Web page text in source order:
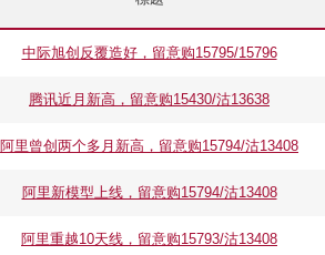
中际旭创反覆造好，留意购15795/15796
腾讯近月新高，留意购15430/沽13638
阿里曾创两个多月新高，留意购15794/沽13408
阿里新模型上线，留意购15794/沽13408
阿里重越10天线，留意购15793/沽13408